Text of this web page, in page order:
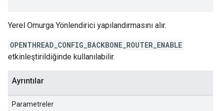
Yerel Omurga Yönlendirici yapılandırmasını alır.
OPENTHREAD_CONFIG_BACKBONE_ROUTER_ENABLE
etkinleştirildiğinde kullanılabilir.
Ayrıntılar
Parametreler